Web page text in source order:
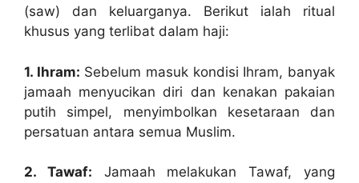
(saw) dan keluarganya. Berikut ialah ritual
khusus yang terlibat dalam haji:
1. Ihram: Sebelum masuk kondisi Ihram, banyak
jamaah menyucikan diri dan kenakan pakaian
putih simpel, menyimbolkan kesetaraan dan
persatuan antara semua Muslim.
2. Tawaf: Jamaah melakukan Tawaf, yang